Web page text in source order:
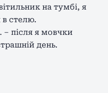
на тумбі, я
в стелю.
після я мовчки
день.